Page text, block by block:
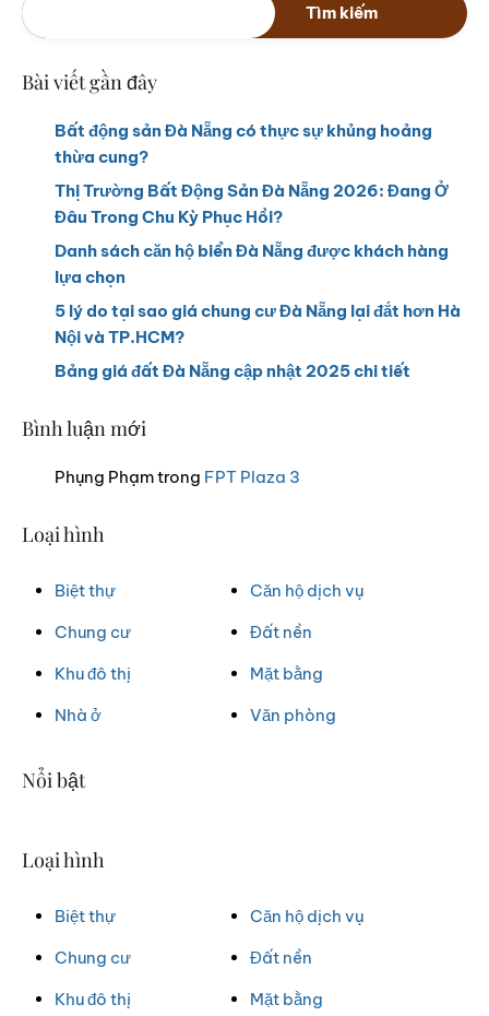
Tìm kiếm
Bài viết gần đây
Bất động sản Đà Nẵng có thực sự khủng hoảng
thừa cung?
Thị Trường Bất Động Sản Đà Nẵng 2026: Đang Ở
Đâu Trong Chu Kỳ Phục Hồi?
Danh sách căn hộ biển Đà Nẵng được khách hàng
lựa chọn
5 lý do tại sao giá chung cư Đà Nẵng lại đắt hơn Hà
Nội và TP.HCM?
Bảng giá đất Đà Nẵng cập nhật 2025 chi tiết
Bình luận mới
Phụng Phạmtrong FPT Plaza 3
Loại hình
Biệt thự
Căn hộ dịch vụ
Chung cư
Đất nền
Khu đô thị
Mặt bằng
Nhà ở
Văn phòng
Nổi bật
Loại hình
Biệt thự
Căn hộ dịch vụ
Chung cư
Đất nền
Khu đô thị
Mặt bằng